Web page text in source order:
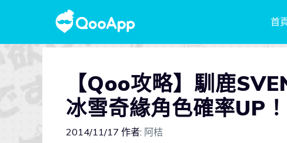
首
【Qoo攻略】馴鹿
冰雪奇緣角色確率UP！
2014/11/17 作者: 阿桔